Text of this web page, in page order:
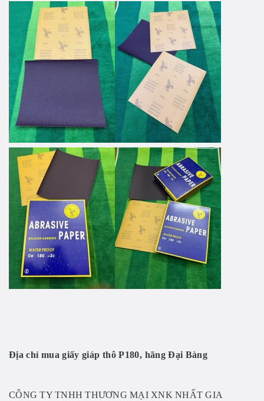
Địa chỉ muagiấy giáp thô P180, hãng Đại Bàng
CÔNG TY TNHH THƯƠNG MẠI XNK NHẤT GIA